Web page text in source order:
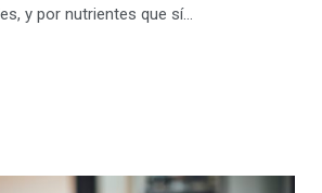
y por nutrientes que sí…